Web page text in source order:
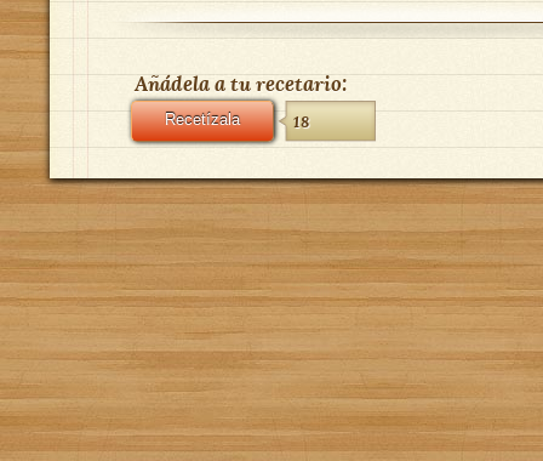
Añádela a tu recetario:
Recetízala 18